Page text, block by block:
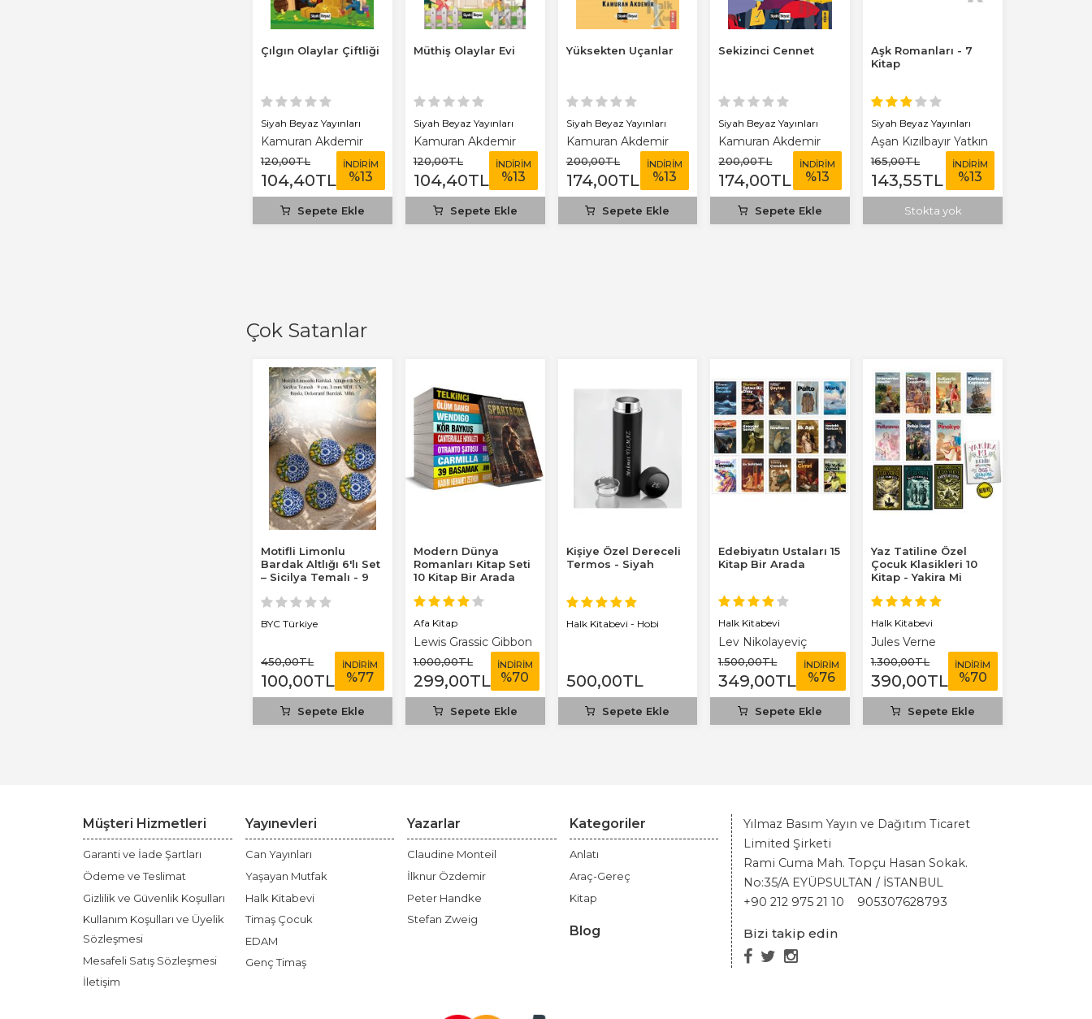
Çok Satanlar
Motifli Limonlu
Bardak Altlığı 6'lı Set
– Sicilya Temalı - 9
BYC Türkiye
450,00TL
100,00TL
İNDİRİM
%77
Sepete Ekle
Modern Dünya
Romanları Kitap Seti
10 Kitap Bir Arada
Afa Kitap
Lewis Grassic Gibbon
1.000,00TL
299,00TL
İNDİRİM
%70
Sepete Ekle
Kişiye Özel Dereceli
Termos - Siyah
Halk Kitabevi - Hobi
500,00TL
Sepete Ekle
Edebiyatın Ustaları 15
Kitap Bir Arada
Halk Kitabevi
Lev Nikolayeviç
Tolstoy
1.500,00TL
349,00TL
İNDİRİM
%76
Sepete Ekle
Yaz Tatiline Özel
Çocuk Klasikleri 10
Kitap - Yakira Mi
Halk Kitabevi
Jules Verne
1.300,00TL
390,00TL
İNDİRİM
%70
Sepete Ekle
Çılgın Olaylar Çiftliği
Siyah Beyaz Yayınları
Kamuran Akdemir
120,00TL
104,40TL
İNDİRİM
%13
Sepete Ekle
Müthiş Olaylar Evi
Siyah Beyaz Yayınları
Kamuran Akdemir
120,00TL
104,40TL
İNDİRİM
%13
Sepete Ekle
Yüksekten Uçanlar
Siyah Beyaz Yayınları
Kamuran Akdemir
200,00TL
174,00TL
İNDİRİM
%13
Sepete Ekle
Sekizinci Cennet
Siyah Beyaz Yayınları
Kamuran Akdemir
200,00TL
174,00TL
İNDİRİM
%13
Sepete Ekle
Aşk Romanları - 7
Kitap
Siyah Beyaz Yayınları
Aşan Kızılbayır Yatkın
165,00TL
143,55TL
İNDİRİM
%13
Stokta yok
Müşteri Hizmetleri
Garanti ve İade Şartları
Ödeme ve Teslimat
Gizlilik ve Güvenlik Koşulları
Kullanım Koşulları ve Üyelik
Sözleşmesi
Mesafeli Satış Sözleşmesi
İletişim
Yayınevleri
Can Yayınları
Yaşayan Mutfak
Halk Kitabevi
Timaş Çocuk
EDAM
Genç Timaş
Yazarlar
Claudine Monteil
İlknur Özdemir
Peter Handke
Stefan Zweig
Kategoriler
Anlatı
Araç-Gereç
Kitap
Blog
Yılmaz Basım Yayın ve Dağıtım Ticaret
Limited Şirketi
Rami Cuma Mah. Topçu Hasan Sokak.
No:35/A EYÜPSULTAN / İSTANBUL
+90 212 975 21 10
905307628793
Bizi takip edin